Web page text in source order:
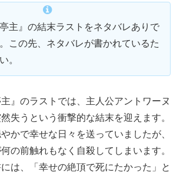
主』の結末ラストをネタバレありで
この先、ネタバレが書かれているた
。
』のラストでは、主人公アントワーヌ
失うという衝撃的な結末を迎えます。
かで幸せな日々を送っていましたが、
の前触れもなく自殺してしまいます。
は、「幸せの絶頂で死にたかった」と